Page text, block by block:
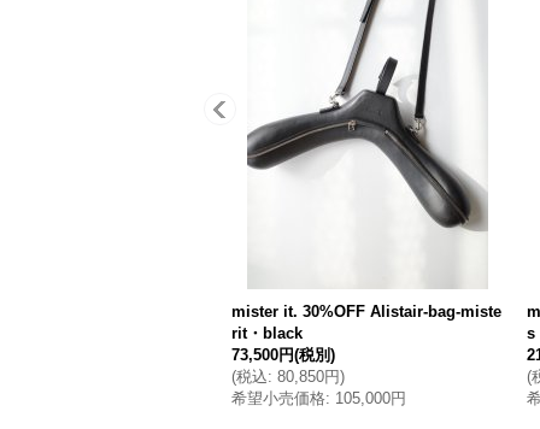
mister it. 30%OFF Alistair-bag-miste
rit・black
73,500円(税別)
(税込: 80,850円)
希望小売価格: 105,000円
s
(